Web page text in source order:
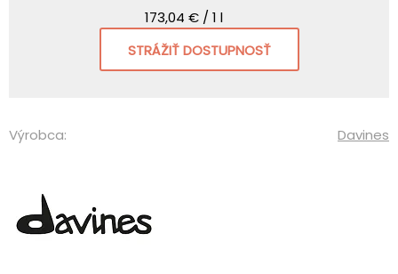
173,04 € / 1 l
STRÁŽIŤ DOSTUPNOSŤ
Výrobca: Davines